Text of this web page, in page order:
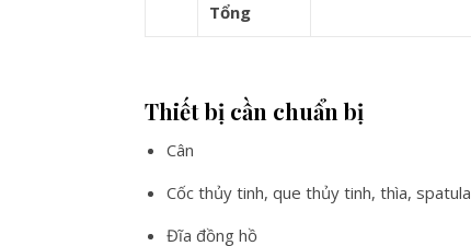
Tổng
Thiết bị cần chuẩn bị
Cân
Cốc thủy tinh, que thủy tinh, thìa, spatula
Đĩa đồng hồ